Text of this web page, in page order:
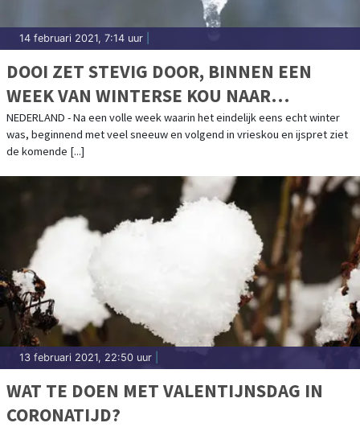
14 februari 2021, 7:14 uur
DOOI ZET STEVIG DOOR, BINNEN EEN
WEEK VAN WINTERSE KOU NAAR
LENTEGEVOEL
NEDERLAND - Na een volle week waarin het eindelijk eens echt winter
was, beginnend met veel sneeuw en volgend in vrieskou en ijspret ziet
de komende [...]
13 februari 2021, 22:50 uur
WAT TE DOEN MET VALENTIJNSDAG IN
CORONATIJD?